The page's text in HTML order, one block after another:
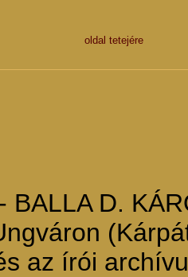
oldal tetejére
BALLA D.
az írói